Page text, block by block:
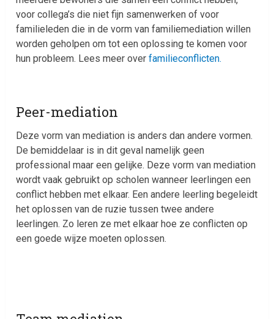
voor collega’s die niet fijn samenwerken of voor
familieleden die in de vorm van familiemediation willen
worden geholpen om tot een oplossing te komen voor
hun probleem. Lees meer overfamilieconflicten.
Peer-mediation
Deze vorm van mediation is anders dan andere vormen.
De bemiddelaar is in dit geval namelijk geen
professional maar een gelijke. Deze vorm van mediation
wordt vaak gebruikt op scholen wanneer leerlingen een
conflict hebben met elkaar. Een andere leerling begeleidt
het oplossen van de ruzie tussen twee andere
leerlingen. Zo leren ze met elkaar hoe ze conflicten op
een goede wijze moeten oplossen.